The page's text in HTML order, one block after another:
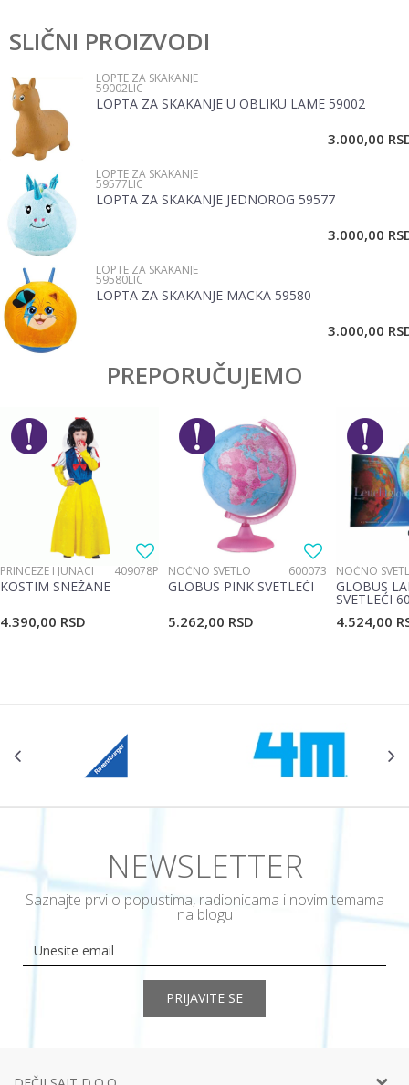
Brend
Ime/Nadimak
Email
Poruka
SLIČNI PROIZVODI
LOPTE ZA SKAKANJE
59002LIC
LOPTA ZA SKAKANJE U OBLIKU LAME 59002
3.000,00
LOPTE ZA SKAKANJE
59577LIC
LOPTA ZA SKAKANJE JEDNOROG 59577
3.000,00
LOPTE ZA SKAKANJE
59580LIC
LOPTA ZA SKAKANJE MACKA 59580
3.000,00
PREPORUČUJEMO
PRINCEZE I JUNACI 409078P
KOSTIM SNEŽANE
4.390,00 RSD
NOĆNO SVETLO 600073
GLOBUS PINK SVETLEĆI
5.262,00 RSD
NOĆNO
GLOBUS
SVETLEĆI
4.524,00
NEWSLETTER
Saznajte prvi o popustima, radionicama i novim temama
na blogu
PRIJAVITE SE